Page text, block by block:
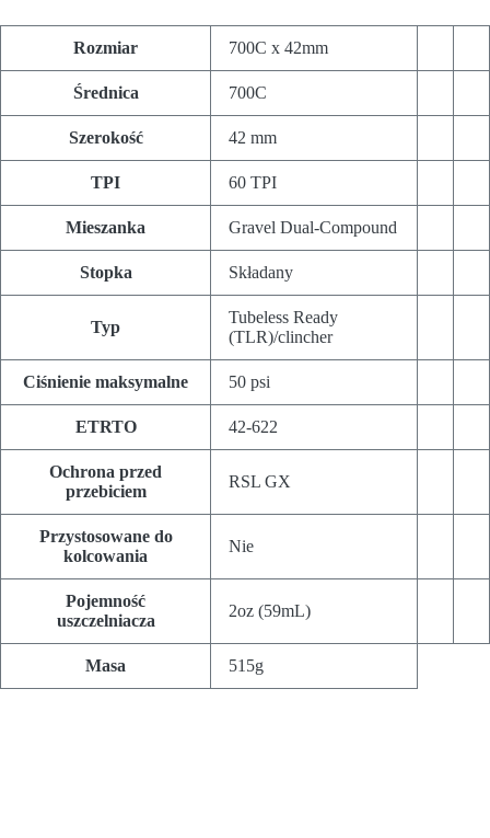
Rozmiar 700C x 42mm
Średnica 700C
Szerokość 42 mm
TPI 60 TPI
Mieszanka Gravel Dual-Compound
Stopka Składany
Typ
Tubeless Ready
(TLR)/clincher
Ciśnienie maksymalne 50 psi
ETRTO 42-622
Ochrona przed
przebiciem
RSL GX
Przystosowane do
kolcowania
Nie
Pojemność
uszczelniacza
2oz (59mL)
Masa 515g